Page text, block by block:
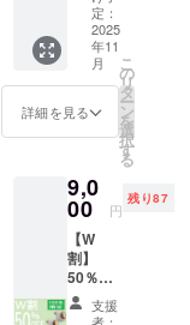
新商品やお
得情報は、
LINE公式ア
ぜひこの機
会にお友達
登録をお願
いいたしま
（税・
送料
込）
【内
容】
■Pokec
└USB
ケーブ
ル×1 日
本語説
明書は
データ
でお渡
定：
2025
年11
月
詳細を見る
こ
の
リ
タ
ー
ン
を
選
択
す
る
9,0
00 円
残り87
【W
割】
50％OF
F100名
限定 定
支援